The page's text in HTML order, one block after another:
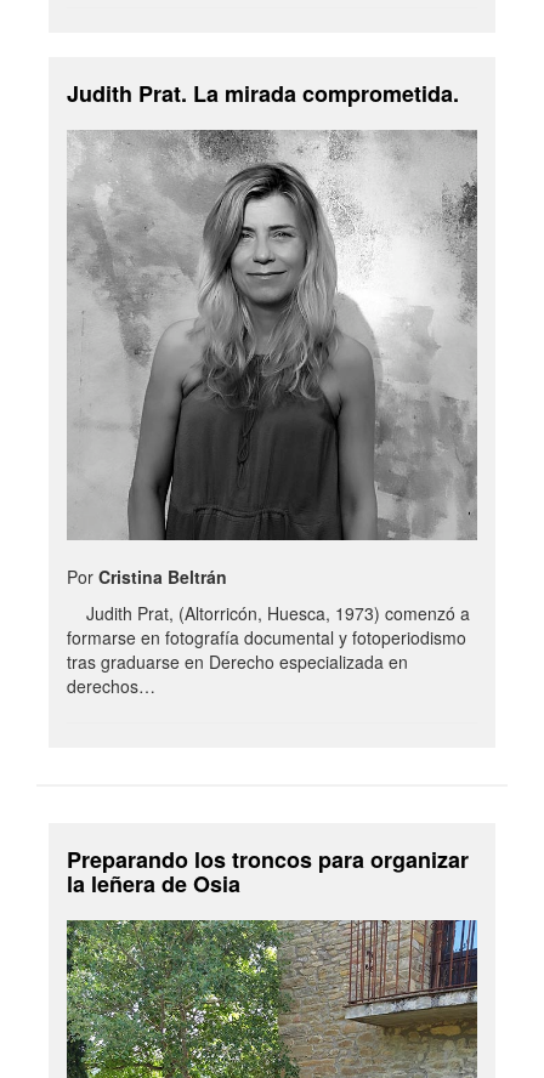
Judith Prat. La mirada comprometida.
Por Cristina Beltrán
Judith Prat, (Altorricón, Huesca, 1973) comenzó a
formarse en fotografía documental y fotoperiodismo
tras graduarse en Derecho especializada en
derechos…
Preparando los troncos para organizar
la leñera de Osia